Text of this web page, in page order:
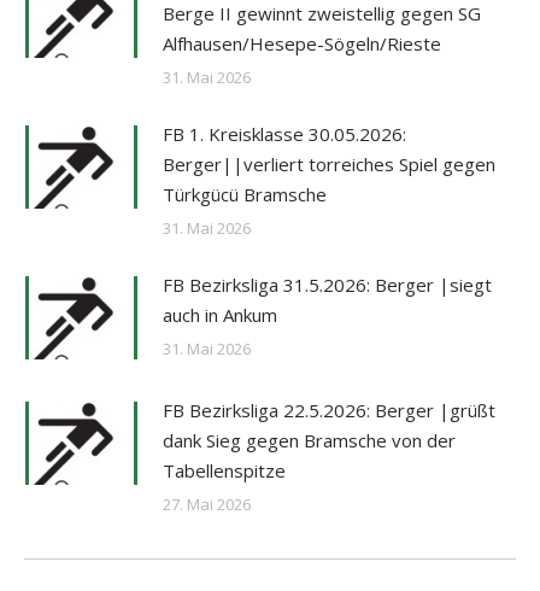
Berge II gewinnt zweistellig gegen SG
Alfhausen/Hesepe-Sögeln/Rieste
31. Mai 2026
FB 1. Kreisklasse 30.05.2026:
Berger||verliert torreiches Spiel gegen
Türkgücü Bramsche
31. Mai 2026
FB Bezirksliga 31.5.2026: Berger |siegt
auch in Ankum
31. Mai 2026
FB Bezirksliga 22.5.2026: Berger |grüßt
dank Sieg gegen Bramsche von der
Tabellenspitze
27. Mai 2026